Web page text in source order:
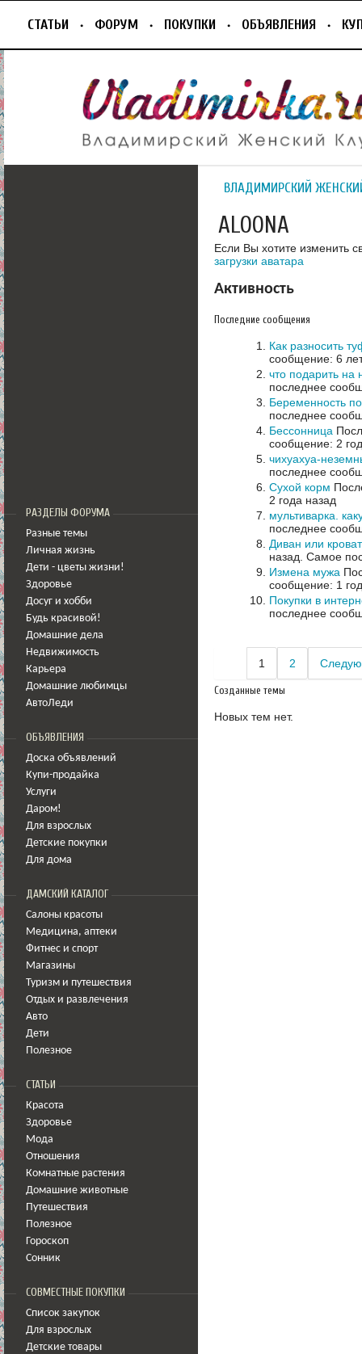
СТАТЬИ ФОРУМ ПОКУПКИ ОБЪЯВЛЕНИЯ
РАЗДЕЛЫ ФОРУМА
Разные темы
Личная жизнь
Дети - цветы жизни!
Здоровье
Досуг и хобби
Будь красивой!
Домашние дела
Недвижимость
Карьера
Домашние любимцы
АвтоЛеди
ОБЪЯВЛЕНИЯ
Доска объявлений
Купи-продайка
Услуги
Даром!
Для взрослых
Детские покупки
Для дома
ДАМСКИЙ КАТАЛОГ
Салоны красоты
Медицина, аптеки
Фитнес и спорт
Магазины
Туризм и путешествия
Отдых и развлечения
Авто
Дети
Полезное
СТАТЬИ
Красота
Здоровье
Мода
Отношения
Комнатные растения
Домашние животные
Путешествия
Полезное
Гороскоп
Сонник
СОВМЕСТНЫЕ ПОКУПКИ
Список закупок
Для взрослых
Детские товары
ВЛАДИМИРСКИЙ
ALOONA
Если Вы хотите изменить
загрузки аватара
Активность
Последние сообщения
Как разносить
сообщение: 6
что подарить на
последнее
Беременность
последнее
Бессонница
сообщение: 2
чихуахуа-
последнее
Сухой корм
2 года назад
мультиварка.
последнее
Диван или
назад. Самое
Измена мужа
сообщение: 1
Покупки в
последнее
1 2
Созданные темы
Новых тем нет.